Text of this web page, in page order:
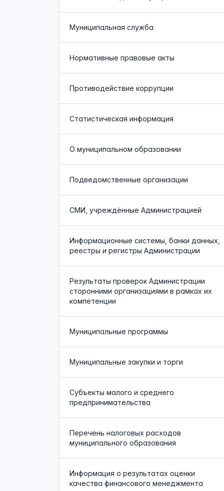
Муниципальная служба
Нормативные правовые акты
Противодействие коррупции
Статистическая информация
О муниципальном образовании
Подведомственные организации
СМИ, учреждённые Администрацией
Информационные системы, банки данных,
реестры и регистры Администрации
Результаты проверок Администрации
сторонними организациями в рамках их
компетенции
Муниципальные программы
Муниципальные закупки и торги
Субъекты малого и среднего
предпринимательства
Перечень налоговых расходов
муниципального образования
Информация о результатах оценки
качества финансового менеджмента